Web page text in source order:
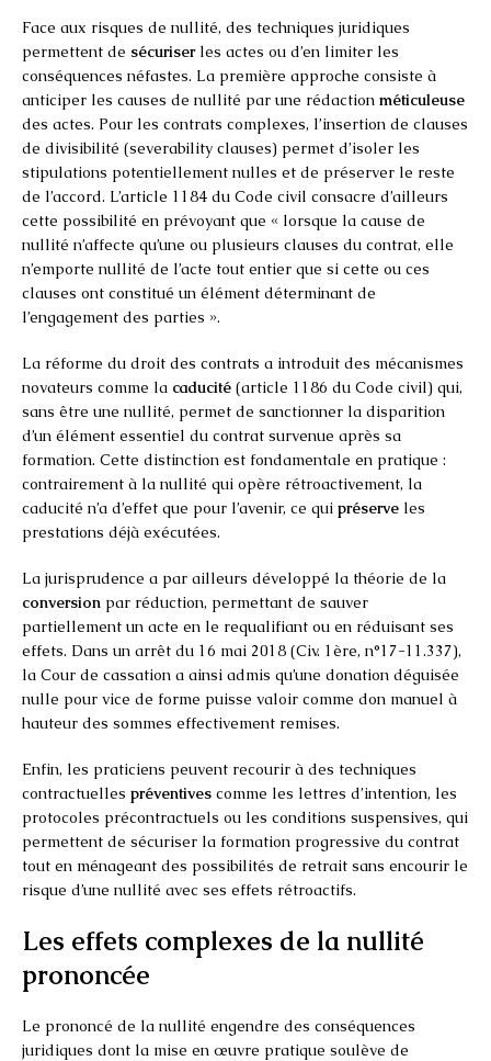
Face aux risques de nullité, des techniques juridiques
permettent de sécuriserles actes ou d’en limiter les
conséquences néfastes. La première approche consiste à
anticiper les causes de nullité par une rédaction méticuleuse
des actes. Pour les contrats complexes, l’insertion de clauses
de divisibilité (severability clauses) permet d’isoler les
stipulations potentiellement nulles et de préserver le reste
de l’accord. L’article 1184 du Code civil consacre d’ailleurs
cette possibilité en prévoyant que « lorsque la cause de
nullité n’affecte qu’une ou plusieurs clauses du contrat, elle
n’emporte nullité de l’acte tout entier que si cette ou ces
clauses ont constitué un élément déterminant de
l’engagement des parties ».
La réforme du droit des contrats a introduit des mécanismes
novateurs comme la caducité (article 1186 du Code civil) qui,
sans être une nullité, permet de sanctionner la disparition
d’un élément essentiel du contrat survenue après sa
formation. Cette distinction est fondamentale en pratique :
contrairement à la nullité qui opère rétroactivement, la
caducité n’a d’effet que pour l’avenir, ce qui préserve les
prestations déjà exécutées.
La jurisprudence a par ailleurs développé la théorie de la
conversion par réduction, permettant de sauver
partiellement un acte en le requalifiant ou en réduisant ses
effets. Dans un arrêt du 16 mai 2018 (Civ. 1ère, n°17-11.337),
la Cour de cassation a ainsi admis qu’une donation déguisée
nulle pour vice de forme puisse valoir comme don manuel à
hauteur des sommes effectivement remises.
Enfin, les praticiens peuvent recourir à des techniques
contractuelles préventives comme les lettres d’intention, les
protocoles précontractuels ou les conditions suspensives, qui
permettent de sécuriser la formation progressive du contrat
tout en ménageant des possibilités de retrait sans encourir le
risque d’une nullité avec ses effets rétroactifs.
Les effets complexes de la nullité
prononcée
Le prononcé de la nullité engendre des conséquences
juridiques dont la mise en œuvre pratique soulève de